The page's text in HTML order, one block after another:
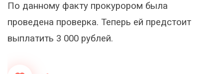
По данному факту прокурором была
проведена проверка. Теперь ей предстоит
выплатить 3 000 рублей.